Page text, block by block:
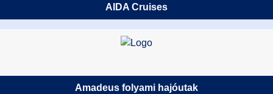
AIDA Cruises
Amadeus folyami hajóutak